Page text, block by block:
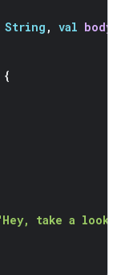
String , val body
{
take a look